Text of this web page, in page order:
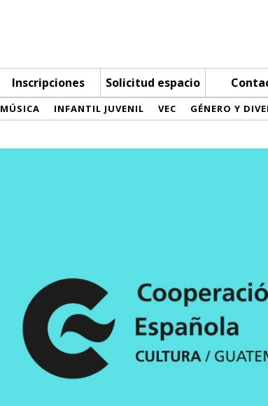
Inscripciones Solicitud espacio
MÚSICA INFANTIL JUVENIL VEC GÉNERO Y